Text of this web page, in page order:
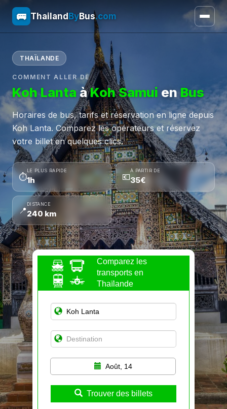
🚌 Thailand ByBus.com
THAÏLANDE
COMMENT ALLER DE
Koh Lanta àKoh Samui enBus
Horaires de bus, tarifs et réservation en ligne depuis
Koh Lanta. Comparez les opérateurs et réservez
votre billet en quelques clics.
⏱
LE PLUS RAPIDE
1h 💶
À PARTIR DE
35€
📍
DISTANCE
240 km
Comparez les
transports en
Thaïlande
Août, 14
Trouver des billets